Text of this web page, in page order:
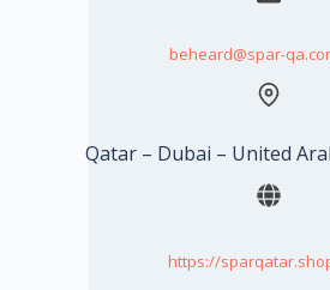
beheard@spar-
Qatar – Dubai – United
https://